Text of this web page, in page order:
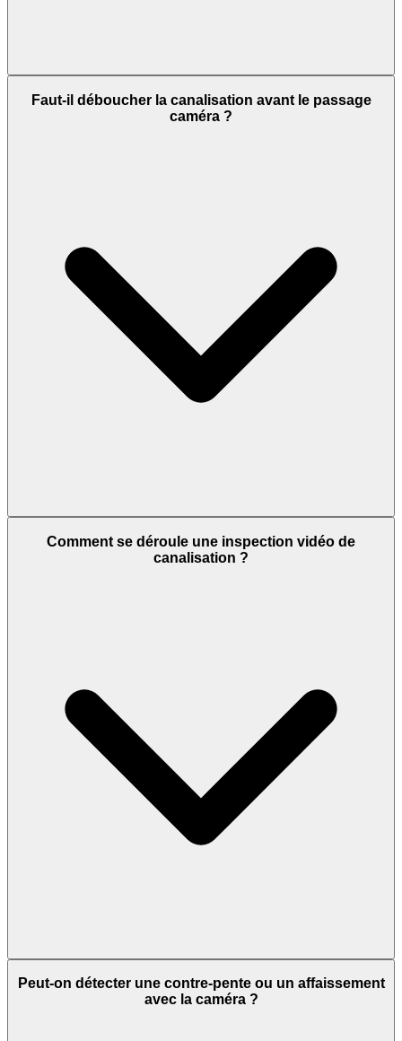
Faut-il déboucher la canalisation avant le passage
caméra ?
Comment se déroule une inspection vidéo de
canalisation ?
Peut-on détecter une contre-pente ou un affaissement
avec la caméra ?